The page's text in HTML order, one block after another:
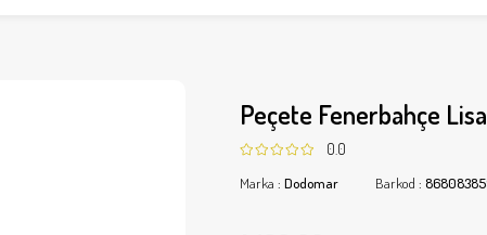
Peçete Fenerbahçe
0.0
Marka : Dodomar Barkod :